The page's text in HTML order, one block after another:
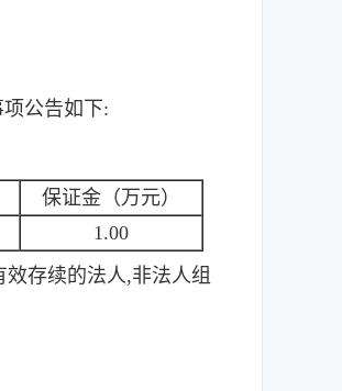
公告如下:
保证金（万元）
1.00
存续的法人,非法人组